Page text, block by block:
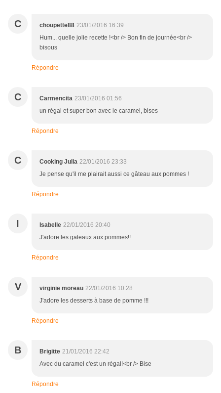
C choupette88 23/01/2016 16:39
Hum... quelle jolie recette !<br /> Bon fin de journée<br />
bisous
Répondre
C Carmencita 23/01/2016 01:56
un régal et super bon avec le caramel, bises
Répondre
C Cooking Julia 22/01/2016 23:33
Je pense qu'il me plairait aussi ce gâteau aux pommes !
Répondre
I Isabelle 22/01/2016 20:40
J'adore les gateaux aux pommes!!
Répondre
V virginie moreau 22/01/2016 10:28
J'adore les desserts à base de pomme !!!
Répondre
B Brigitte 21/01/2016 22:42
Avec du caramel c'est un régal!<br /> Bise
Répondre